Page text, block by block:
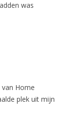
was
Home
plek uit mijn